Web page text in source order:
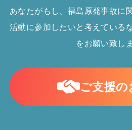
あなたがもし、福島原発事故に
活動に参加したいと考えている
をお願い致し
ご支援の